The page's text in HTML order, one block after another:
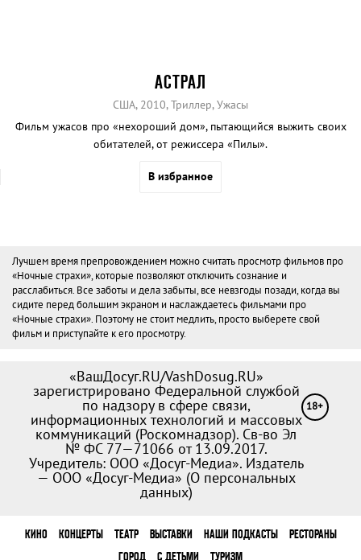
АСТРАЛ
США, 2010, Триллер, Ужасы
Фильм ужасов про «нехороший дом», пытающийся выжить своих
обитателей, от режиссера «Пилы».
В избранное
Лучшем время препровождением можно считать просмотр фильмов про
«Ночные страхи», которые позволяют отключить сознание и
расслабиться. Все заботы и дела забыты, все невзгоды позади, когда вы
сидите перед большим экраном и наслаждаетесь фильмами про
«Ночные страхи». Поэтому не стоит медлить, просто выберете свой
фильм и приступайте к его просмотру.
«ВашДосуг.RU/VashDosug.RU»
зарегистрировано Федеральной службой
по надзору в сфере связи,
информационных технологий и массовых
коммуникаций (Роскомнадзор). Св-во Эл
№ ФС 77—71066 от 13.09.2017.
Учредитель: ООО «Досуг-Медиа». Издатель
— ООО «Досуг-Медиа» (О персональных
данных)
18+
КИНО КОНЦЕРТЫ ТЕАТР ВЫСТАВКИ НАШИ ПОДКАСТЫ
РЕСТОРАНЫ
ГОРОД
С ДЕТЬМИ ТУРИЗМ